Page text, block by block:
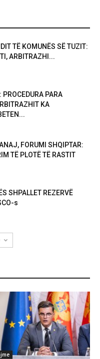
TË KOMUNËS SË TUZIT:
ARBITRAZHI...
PARA
KA
FORUMI SHQIPTAR:
TË PLOTË TË RASTIT
SHPALLET REZERVË
s